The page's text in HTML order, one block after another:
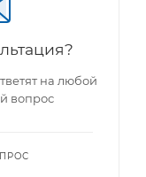
на любой
вопрос